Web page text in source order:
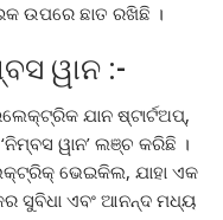
ଉପରେ ଛାତ ରଖିଛି ।
ୱାନ :-
ଯାନ ଷ୍ଟାର୍ଟଅପ୍,
ୱାନ’ ଲଞ୍ଚ କରିଛି ।
ଭେଇକିଲ, ଯାହା ଏକ
ସୁବିଧା ଏବଂ ଆନନ୍ଦ ମଧ୍ୟ